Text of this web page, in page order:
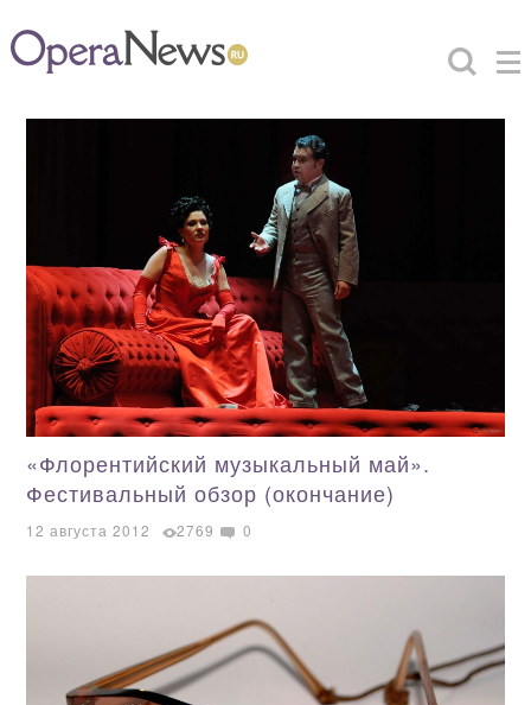
«Флорентийский музыкальный май».
Фестивальный обзор (окончание)
12 августа 2012 2769 0